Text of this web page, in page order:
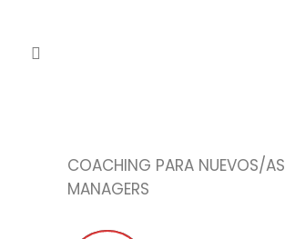
COACHING PARA NUEVOS/AS
MANAGERS